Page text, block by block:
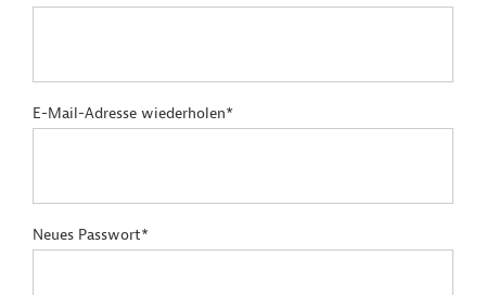
E-Mail-Adresse wiederholen*
Neues Passwort*